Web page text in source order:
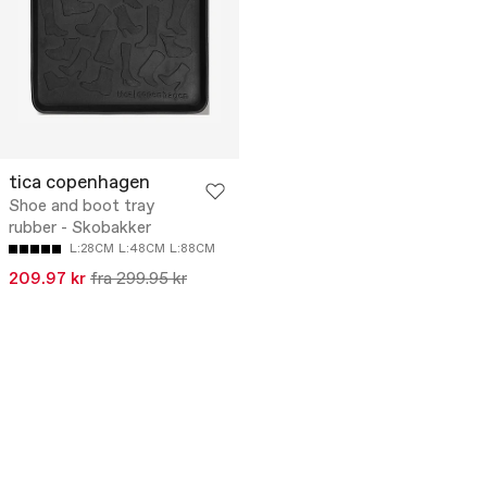
tica copenhagen
Shoe and boot tray
rubber - Skobakker
L:28CM L:48CM L:88CM
209.97 kr fra 299.95 kr